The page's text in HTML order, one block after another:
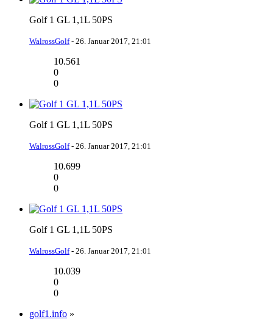
Golf 1 GL 1,1L 50PS
WalrossGolf- 26. Januar 2017, 21:01
10.561
0
0
Golf 1 GL 1,1L 50PS
WalrossGolf- 26. Januar 2017, 21:01
10.699
0
0
Golf 1 GL 1,1L 50PS
WalrossGolf- 26. Januar 2017, 21:01
10.039
0
0
golf1.info »